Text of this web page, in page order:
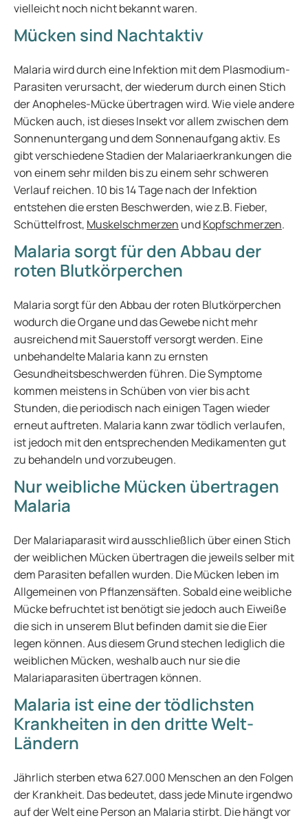
vielleicht noch nicht bekannt waren.
Mücken sind Nachtaktiv
Malaria wird durch eine Infektion mit dem Plasmodium-
Parasiten verursacht, der wiederum durch einen Stich
der Anopheles-Mücke übertragen wird. Wie viele andere
Mücken auch, ist dieses Insekt vor allem zwischen dem
Sonnenuntergang und dem Sonnenaufgang aktiv. Es
gibt verschiedene Stadien der Malariaerkrankungen die
von einem sehr milden bis zu einem sehr schweren
Verlauf reichen. 10 bis 14 Tage nach der Infektion
entstehen die ersten Beschwerden, wie z.B. Fieber,
Schüttelfrost, Muskelschmerzen undKopfschmerzen.
Malaria sorgt für den Abbau der
roten Blutkörperchen
Malaria sorgt für den Abbau der roten Blutkörperchen
wodurch die Organe und das Gewebe nicht mehr
ausreichend mit Sauerstoff versorgt werden. Eine
unbehandelte Malaria kann zu ernsten
Gesundheitsbeschwerden führen. Die Symptome
kommen meistens in Schüben von vier bis acht
Stunden, die periodisch nach einigen Tagen wieder
erneut auftreten. Malaria kann zwar tödlich verlaufen,
ist jedoch mit den entsprechenden Medikamenten gut
zu behandeln und vorzubeugen.
Nur weibliche Mücken übertragen
Malaria
Der Malariaparasit wird ausschließlich über einen Stich
der weiblichen Mücken übertragen die jeweils selber mit
dem Parasiten befallen wurden. Die Mücken leben im
Allgemeinen von Pflanzensäften. Sobald eine weibliche
Mücke befruchtet ist benötigt sie jedoch auch Eiweiße
die sich in unserem Blut befinden damit sie die Eier
legen können. Aus diesem Grund stechen lediglich die
weiblichen Mücken, weshalb auch nur sie die
Malariaparasiten übertragen können.
Malaria ist eine der tödlichsten
Krankheiten in den dritte Welt-
Ländern
Jährlich sterben etwa 627.000 Menschen an den Folgen
der Krankheit. Das bedeutet, dass jede Minute irgendwo
auf der Welt eine Person an Malaria stirbt. Die hängt vor